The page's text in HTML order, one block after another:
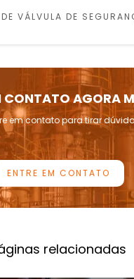
VÁLVULA DE
VASOS DE PRESSÃO
DE
DE CALDEIRAS
DE PRESSÃO E
DE CALIBRAÇÃO DE
CALIBRAÇÃO DE
CONTATO AGORA
em contato para tirar
ENTRE EM CONTATO
relacionadas